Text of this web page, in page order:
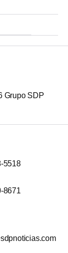
Grupo SDP
5518
8671